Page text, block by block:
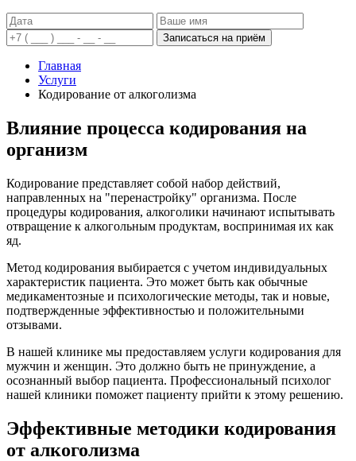
Записаться на приём
Главная
Услуги
Кодирование от алкоголизма
Влияние процесса кодирования на
организм
Кодирование представляет собой набор действий,
направленных на "перенастройку" организма. После
процедуры кодирования, алкоголики начинают испытывать
отвращение к алкогольным продуктам, воспринимая их как
яд.
Метод кодирования выбирается с учетом индивидуальных
характеристик пациента. Это может быть как обычные
медикаментозные и психологические методы, так и новые,
подтвержденные эффективностью и положительными
отзывами.
В нашей клинике мы предоставляем услуги кодирования для
мужчин и женщин. Это должно быть не принуждение, а
осознанный выбор пациента. Профессиональный психолог
нашей клиники поможет пациенту прийти к этому решению.
Эффективные методики кодирования
от алкоголизма